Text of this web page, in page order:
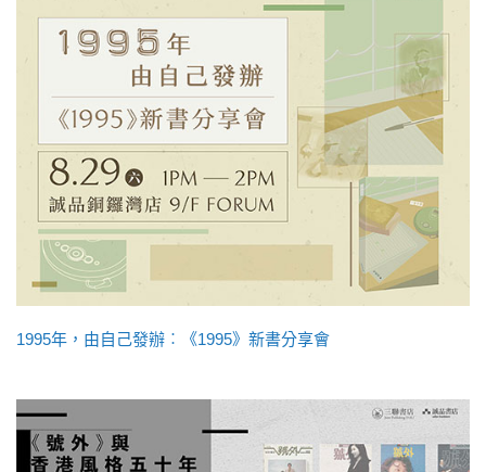
1995年，由自己發辦︰《1995》新書分享會